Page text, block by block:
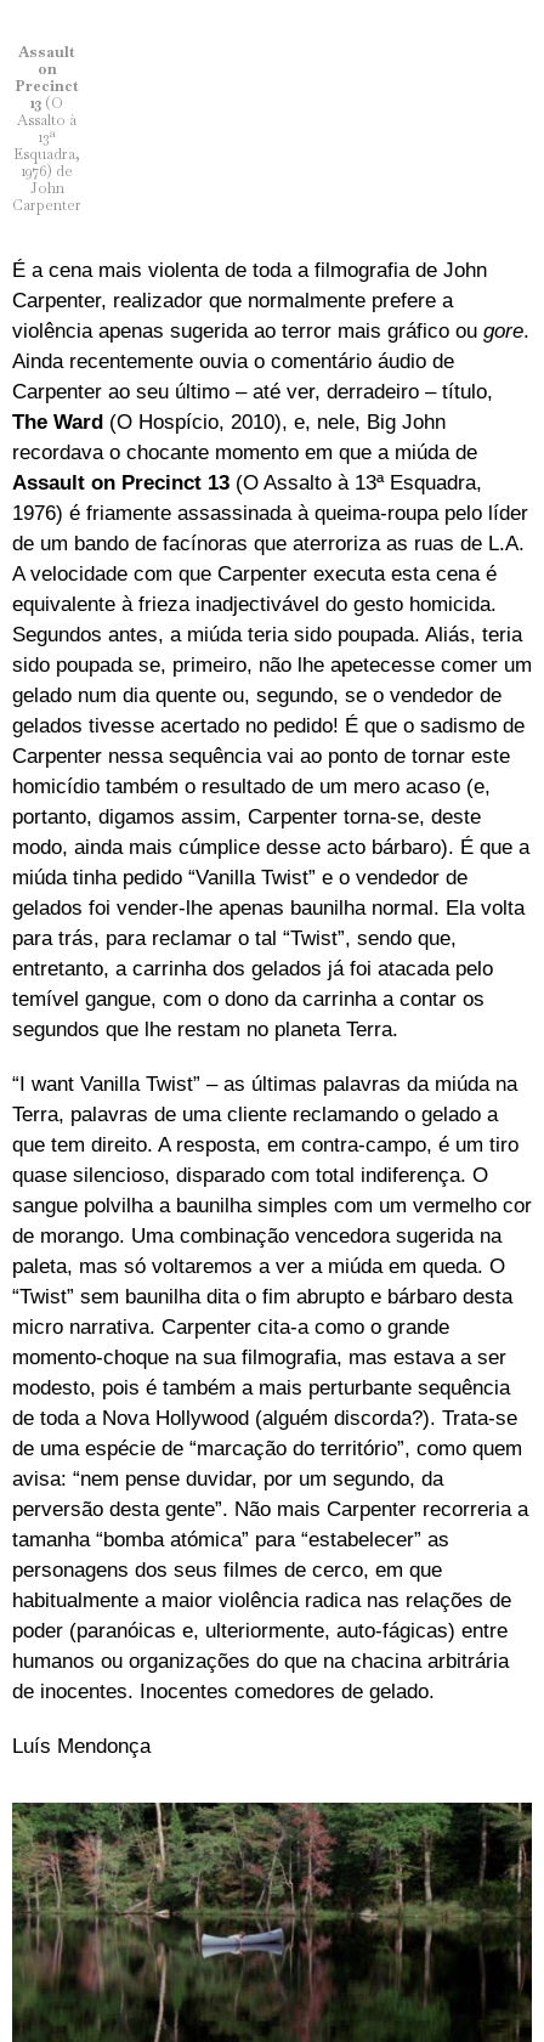
Assault
on
Precinct
13 (O
Assalto à
13ª
Esquadra,
1976) de
John
Carpenter
É a cena mais violenta de toda a filmografia de John
Carpenter, realizador que normalmente prefere a
violência apenas sugerida ao terror mais gráfico ou gore.
Ainda recentemente ouvia o comentário áudio de
Carpenter ao seu último – até ver, derradeiro – título,
The Ward (O Hospício, 2010), e, nele, Big John
recordava o chocante momento em que a miúda de
Assault on Precinct 13 (O Assalto à 13ª Esquadra,
1976) é friamente assassinada à queima-roupa pelo líder
de um bando de facínoras que aterroriza as ruas de L.A.
A velocidade com que Carpenter executa esta cena é
equivalente à frieza inadjectivável do gesto homicida.
Segundos antes, a miúda teria sido poupada. Aliás, teria
sido poupada se, primeiro, não lhe apetecesse comer um
gelado num dia quente ou, segundo, se o vendedor de
gelados tivesse acertado no pedido! É que o sadismo de
Carpenter nessa sequência vai ao ponto de tornar este
homicídio também o resultado de um mero acaso (e,
portanto, digamos assim, Carpenter torna-se, deste
modo, ainda mais cúmplice desse acto bárbaro). É que a
miúda tinha pedido “Vanilla Twist” e o vendedor de
gelados foi vender-lhe apenas baunilha normal. Ela volta
para trás, para reclamar o tal “Twist”, sendo que,
entretanto, a carrinha dos gelados já foi atacada pelo
temível gangue, com o dono da carrinha a contar os
segundos que lhe restam no planeta Terra.
“I want Vanilla Twist” – as últimas palavras da miúda na
Terra, palavras de uma cliente reclamando o gelado a
que tem direito. A resposta, em contra-campo, é um tiro
quase silencioso, disparado com total indiferença. O
sangue polvilha a baunilha simples com um vermelho cor
de morango. Uma combinação vencedora sugerida na
paleta, mas só voltaremos a ver a miúda em queda. O
“Twist” sem baunilha dita o fim abrupto e bárbaro desta
micro narrativa. Carpenter cita-a como o grande
momento-choque na sua filmografia, mas estava a ser
modesto, pois é também a mais perturbante sequência
de toda a Nova Hollywood (alguém discorda?). Trata-se
de uma espécie de “marcação do território”, como quem
avisa: “nem pense duvidar, por um segundo, da
perversão desta gente”. Não mais Carpenter recorreria a
tamanha “bomba atómica” para “estabelecer” as
personagens dos seus filmes de cerco, em que
habitualmente a maior violência radica nas relações de
poder (paranóicas e, ulteriormente, auto-fágicas) entre
humanos ou organizações do que na chacina arbitrária
de inocentes. Inocentes comedores de gelado.
Luís Mendonça